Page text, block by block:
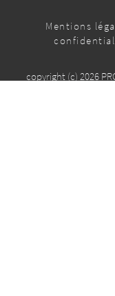
Mentions
copyright (c) 2026